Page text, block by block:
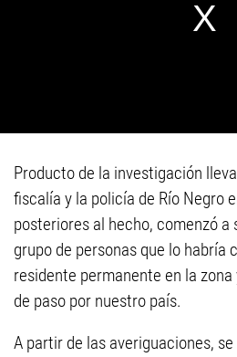
Producto de la investigación
fiscalía y la policía de Río Negro
posteriores al hecho, comenzó a
grupo de personas que lo habría
residente permanente en la
de paso por nuestro país.
A partir de las averiguaciones,